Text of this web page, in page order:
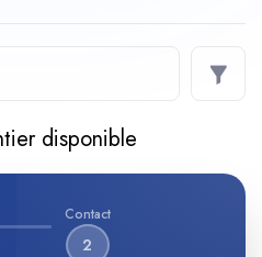
disponible
Contact
2